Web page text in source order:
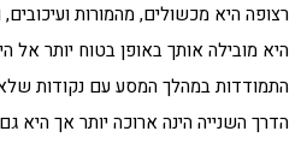
רצופה היא מכשולים, מהמורות
היא מובילה אותך באופן בטוח יותר אל
התמודדות במהלך המסע עם נקודות שלא
הדרך השנייה הינה ארוכה יותר אך היא